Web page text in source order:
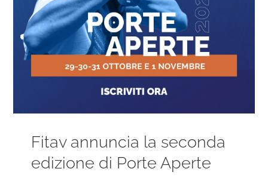
Fitav annuncia la seconda
edizione di Porte Aperte